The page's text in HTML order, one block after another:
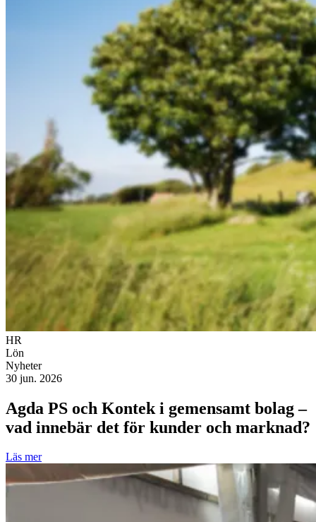
HR
Lön
Nyheter
30 jun. 2026
Agda PS och Kontek i gemensamt bolag –
vad innebär det för kunder och marknad?
Läs mer